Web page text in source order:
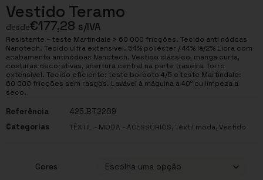
Vestido Teramo
desde€177,28 s/IVA
Resistente – teste Martindale > 60 000 fricções. Tecido anti nódoas
Nanotech. Tecido ultra extensível. 54% poliéster / 44% lã/2% Licra com
acabamento antinódoas Nanotech. Vestido clássico, manga curta,
costuras decorativas, abertura central na parte traseira, forro
extensível. Tecido eficiente: teste borboto 4/5 e teste Martindale:
60 000 fricções sem rasgos. Lavável à máquina a 40° ou limpeza a
seco.
Referência
425.BT2289
Categorias
TÊXTIL - MODA - ACESSÓRIOS,Têxtil moda,Vestido
Cores